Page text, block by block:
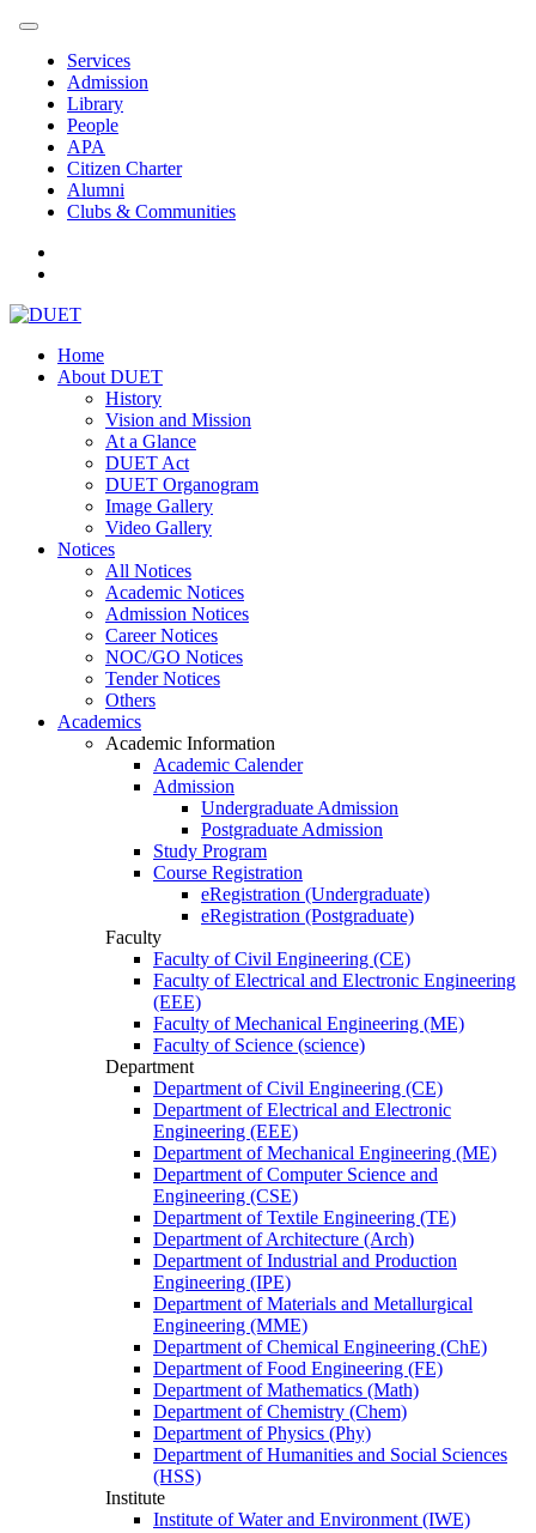
Services
Admission
Library
People
APA
Citizen Charter
Alumni
Clubs & Communities
Home
About DUET
History
Vision and Mission
At a Glance
DUET Act
DUET Organogram
Image Gallery
Video Gallery
Notices
All Notices
Academic Notices
Admission Notices
Career Notices
NOC/GO Notices
Tender Notices
Others
Academics
Academic Information
Academic Calender
Admission
Undergraduate Admission
Postgraduate Admission
Study Program
Course Registration
eRegistration (Undergraduate)
eRegistration (Postgraduate)
Faculty
Faculty of Civil Engineering (CE)
Faculty of Electrical and Electronic Engineering
(EEE)
Faculty of Mechanical Engineering (ME)
Faculty of Science (science)
Department
Department of Civil Engineering (CE)
Department of Electrical and Electronic
Engineering (EEE)
Department of Mechanical Engineering (ME)
Department of Computer Science and
Engineering (CSE)
Department of Textile Engineering (TE)
Department of Architecture (Arch)
Department of Industrial and Production
Engineering (IPE)
Department of Materials and Metallurgical
Engineering (MME)
Department of Chemical Engineering (ChE)
Department of Food Engineering (FE)
Department of Mathematics (Math)
Department of Chemistry (Chem)
Department of Physics (Phy)
Department of Humanities and Social Sciences
(HSS)
Institute
Institute of Water and Environment (IWE)